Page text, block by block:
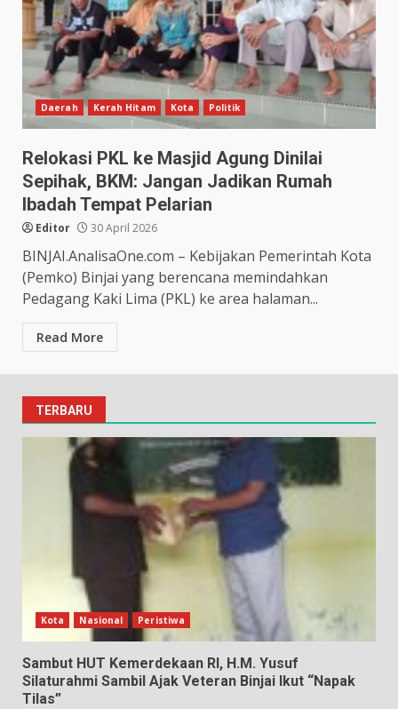
Daerah Kerah Hitam Kota Politik
Relokasi PKL ke Masjid Agung Dinilai
Sepihak, BKM: Jangan Jadikan Rumah
Ibadah Tempat Pelarian
Editor 30 April 2026
BINJAI.AnalisaOne.com – Kebijakan Pemerintah Kota
(Pemko) Binjai yang berencana memindahkan
Pedagang Kaki Lima (PKL) ke area halaman...
Read More
TERBARU
Kota Nasional Peristiwa
Sambut HUT Kemerdekaan RI, H.M. Yusuf
Silaturahmi Sambil Ajak Veteran Binjai Ikut “Napak
Tilas”